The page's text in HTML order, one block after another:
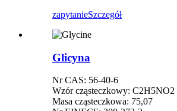
zapytanieSzczegół
Glicyna
Nr CAS: 56-40-6
Wzór cząsteczkowy: C2H5NO2
Masa cząsteczkowa: 75,07